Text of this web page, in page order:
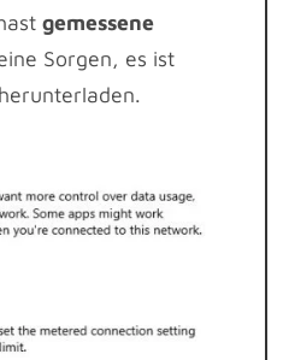
gemessene
Sorgen, es ist
herunterladen.